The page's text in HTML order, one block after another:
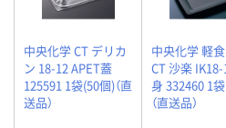
中央化学 CT デリカ
ン 18-12 APET蓋
125591 1袋(50個)（直
送品）
中央化学 軽
CT 沙楽
身 332460 1
（直送品）